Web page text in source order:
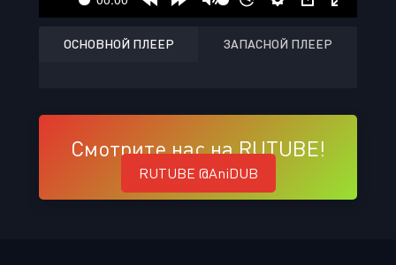
ОСНОВНОЙ ПЛЕЕР ЗАПАСНОЙ ПЛЕЕР
Смотрите нас на RUTUBE!
RUTUBE @AniDUB